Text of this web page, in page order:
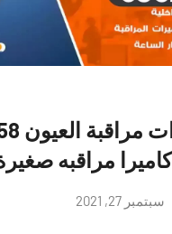
تركيب
مراقبه
سبتمبر 27, 2021